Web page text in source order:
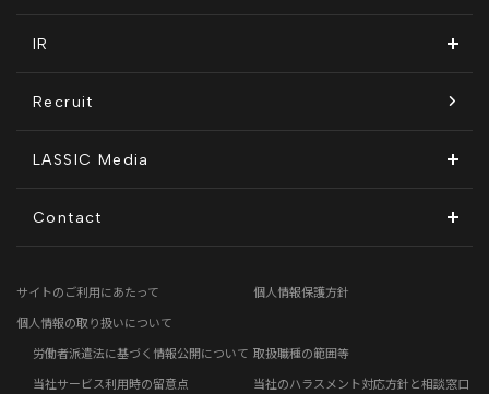
沿革
コンプライアンス推進体制
IR
開示情報
コーポレート・ガバナンス
Recruit
LASSIC Media
地方創生コラム
お客さまの声
社員の声
Contact
サイトのご利用にあたって
個人情報保護方針
個人情報の取り扱いについて
労働者派遣法に基づく情報公開について 取扱職種の範囲等
当社サービス利用時の留意点
当社のハラスメント対応方針と相談窓口